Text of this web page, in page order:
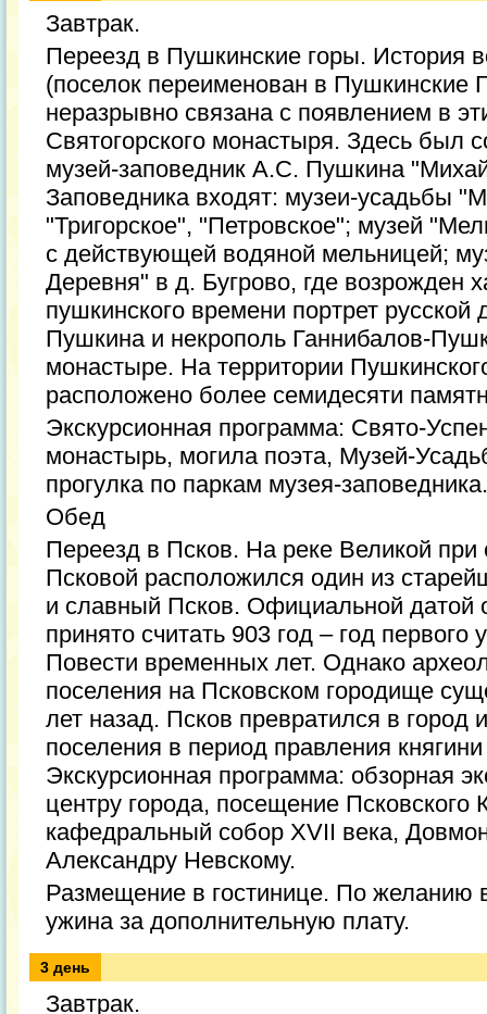
Завтрак.
Переезд в Пушкинские горы. История
(поселок переименован в Пушкинские
неразрывно связана с появлением в
Святогорского монастыря. Здесь был
музей-заповедник А.С. Пушкина
Заповедника входят: музеи-усадьбы
"Тригорское", "Петровское"; музей
с действующей водяной мельницей;
Деревня" в д. Бугрово, где возрожден
пушкинского времени портрет
Пушкина и некрополь Ганнибалов-
монастыре. На территории
расположено более семидесяти
Экскурсионная программа: Свято-
монастырь, могила поэта, Музей-
прогулка по паркам музея-заповедника.
Обед
Переезд в Псков. На реке Великой при
Псковой расположился один из
и славный Псков. Официальной датой
принято считать 903 год – год первого
Повести временных лет. Однако
поселения на Псковском городище
лет назад. Псков превратился в город
поселения в период правления
Экскурсионная программа: обзорная
центру города, посещение Псковского
кафедральный собор XVII века,
Александру Невскому.
Размещение в гостинице. По желанию
ужина за дополнительную плату.
3 день
Завтрак.